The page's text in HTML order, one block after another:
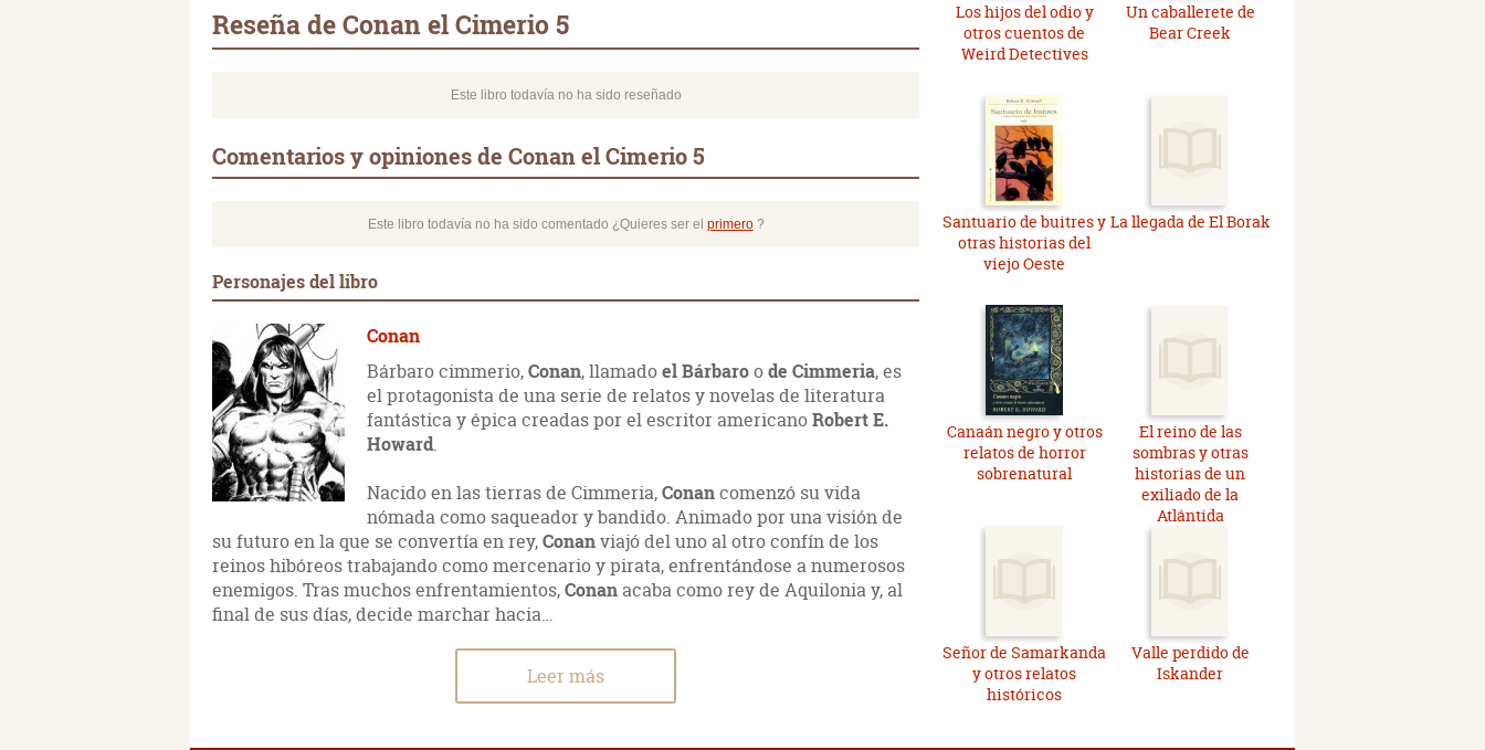
Reseña de Conan el Cimerio 5
Este libro todavía no ha sido reseñado
Comentarios y opiniones de Conan el Cimerio 5
Este libro todavía no ha sido comentado ¿Quieres ser el primero?
Personajes del libro
Conan
Bárbaro cimmerio,Conan, llamadoel Bárbaroode Cimmeria, es
el protagonista de una serie de relatos y novelas de literatura
fantástica y épica creadas por el escritor americanoRobert E.
Howard.
Nacido en las tierras de Cimmeria,Conancomenzó su vida
nómada como saqueador y bandido. Animado por una visión de
su futuro en la que se convertía en rey,Conanviajó del uno al otro confín de los
reinos hibóreos trabajando como mercenario y pirata, enfrentándose a numerosos
enemigos. Tras muchos enfrentamientos,Conan acaba como rey de Aquilonia y, al
final de sus días, decide marchar hacia…
Leer más
Los hijos del odio y
otros cuentos de
Weird Detectives
Un caballerete de
Bear Creek
Santuario de buitres y
otras historias del
viejo Oeste
La llegada de El Borak
Canaán negro y otros
relatos de horror
sobrenatural
El reino de las
sombras y otras
historias de un
exiliado de la
Atlántida
Señor de Samarkanda
y otros relatos
históricos
Valle perdido de
Iskander